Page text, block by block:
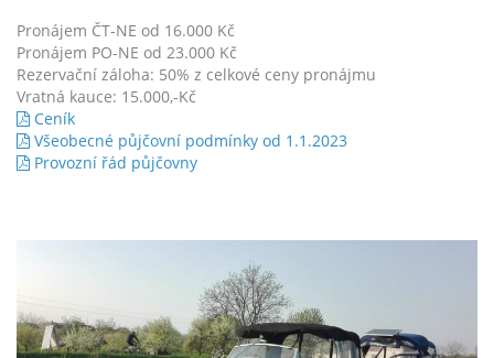
Pronájem ČT-NE od 16.000 Kč
Pronájem PO-NE od 23.000 Kč
Rezervační záloha: 50% z celkové ceny pronájmu
Vratná kauce: 15.000,-Kč
Ceník
Všeobecné půjčovní podmínky od 1.1.2023
Provozní řád půjčovny